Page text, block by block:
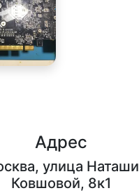
Адрес
улица Наташи
Ковшовой, 8к1